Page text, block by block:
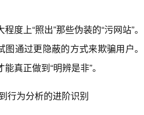
度上“照出”那些伪装的“污网站”。
通过更隐蔽的方式来欺骗用户。
真正做到“明辨是非”。
行为分析的进阶识别